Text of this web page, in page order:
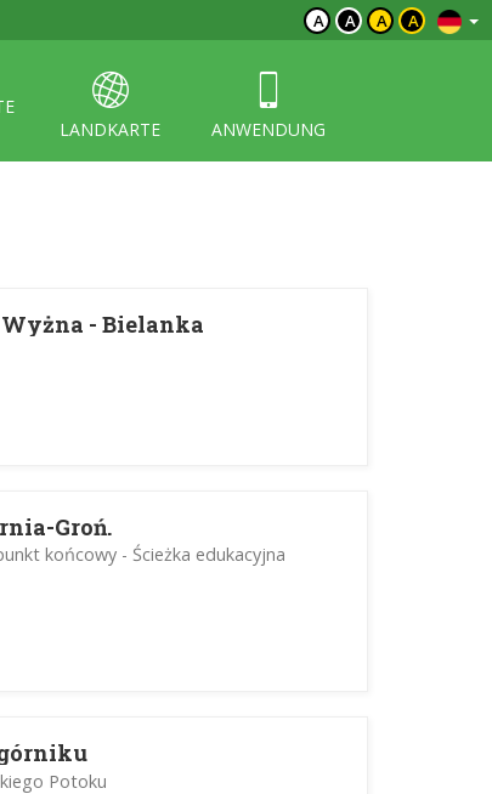
A A A A
LANDKARTE
ANWENDUNG
- Bielanka
Groń.
końcowy - Ścieżka edukacyjna
Potoku